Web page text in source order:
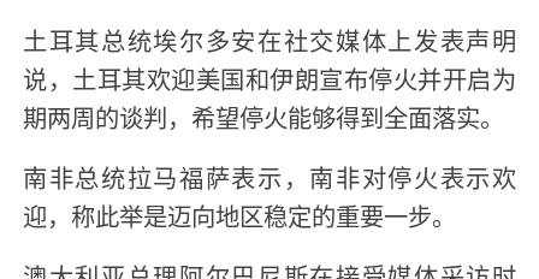
土耳其总统埃尔多安在社交媒体上发表声明
说，土耳其欢迎美国和伊朗宣布停火并开启为
期两周的谈判，希望停火能够得到全面落实。
南非总统拉马福萨表示，南非对停火表示欢
迎，称此举是迈向地区稳定的重要一步。